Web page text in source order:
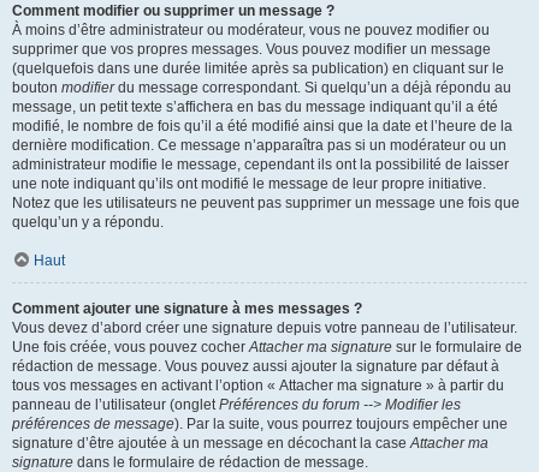
Comment modifier ou supprimer un message ?
À moins d’être administrateur ou modérateur, vous ne pouvez modifier ou
supprimer que vos propres messages. Vous pouvez modifier un message
(quelquefois dans une durée limitée après sa publication) en cliquant sur le
bouton modifierdu message correspondant. Si quelqu’un a déjà répondu au
message, un petit texte s’affichera en bas du message indiquant qu’il a été
modifié, le nombre de fois qu’il a été modifié ainsi que la date et l’heure de la
dernière modification. Ce message n’apparaîtra pas si un modérateur ou un
administrateur modifie le message, cependant ils ont la possibilité de laisser
une note indiquant qu’ils ont modifié le message de leur propre initiative.
Notez que les utilisateurs ne peuvent pas supprimer un message une fois que
quelqu’un y a répondu.
Haut
Comment ajouter une signature à mes messages ?
Vous devez d’abord créer une signature depuis votre panneau de l’utilisateur.
Une fois créée, vous pouvez cocherAttacher ma signature sur le formulaire de
rédaction de message. Vous pouvez aussi ajouter la signature par défaut à
tous vos messages en activant l’option « Attacher ma signature » à partir du
panneau de l’utilisateur (ongletPréférences du forum --> Modifier les
préférences de message). Par la suite, vous pourrez toujours empêcher une
signature d’être ajoutée à un message en décochant la caseAttacher ma
signature dans le formulaire de rédaction de message.